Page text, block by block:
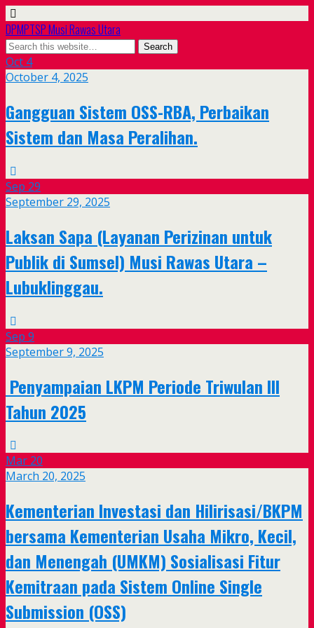
DPMPTSP Musi Rawas Utara
Oct 4
October 4, 2025
Gangguan Sistem OSS-RBA, Perbaikan
Sistem dan Masa Peralihan.
Sep 29
September 29, 2025
Laksan Sapa (Layanan Perizinan untuk
Publik di Sumsel) Musi Rawas Utara –
Lubuklinggau.
Sep 9
September 9, 2025
Penyampaian LKPM Periode Triwulan III
Tahun 2025
Mar 20
March 20, 2025
Kementerian Investasi dan Hilirisasi/BKPM
bersama Kementerian Usaha Mikro, Kecil,
dan Menengah (UMKM) Sosialisasi Fitur
Kemitraan pada Sistem Online Single
Submission (OSS)